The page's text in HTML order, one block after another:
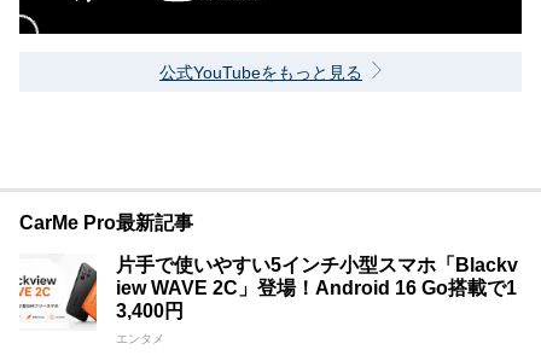
公式YouTubeをもっと見る
CarMe Pro最新記事
片手で使いやすい5インチ小型スマホ「Blackv
iew WAVE 2C」登場！Android 16 Go搭載で1
3,400円
エンタメ